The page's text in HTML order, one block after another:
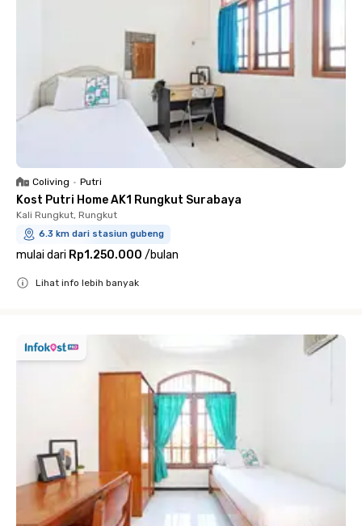
Coliving • Putri
Kost Putri Home AK1 Rungkut Surabaya
Kali Rungkut, Rungkut
6.3 km dari stasiun gubeng
mulai dari Rp1.250.000 /bulan
Lihat info lebih banyak